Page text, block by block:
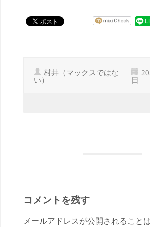
村井（マックスではな
い）
日
コメントを残す
メールアドレスが公開されること